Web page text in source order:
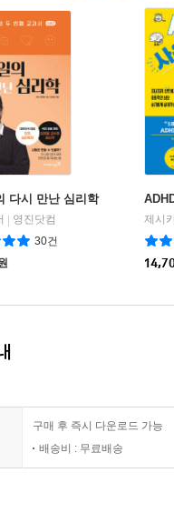
다시 만난 심리학
| 영진닷컴
30건
구매 후 즉시 다운로드 가능
배송비 : 무료배송